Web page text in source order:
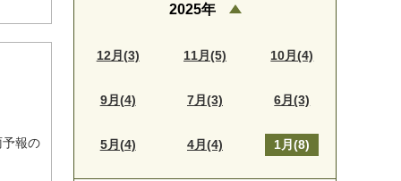
報の
2025年
12月(3) 11月(5) 10月(4)
9月(4) 7月(3) 6月(3)
5月(4) 4月(4) 1月(8)